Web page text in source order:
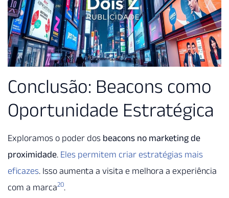
Conclusão: Beacons como
Oportunidade Estratégica
Exploramos o poder dos beacons no marketing de
proximidade. Eles permitem criar estratégias mais
eficazes. Isso aumenta a visita e melhora a experiência
com a marca20.